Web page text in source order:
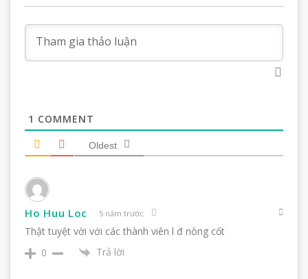
1 COMMENT
Oldest
Ho Huu Loc 5 năm trước
Thật tuyệt vời với các thành viên l đ nòng cốt
0
Trả lời